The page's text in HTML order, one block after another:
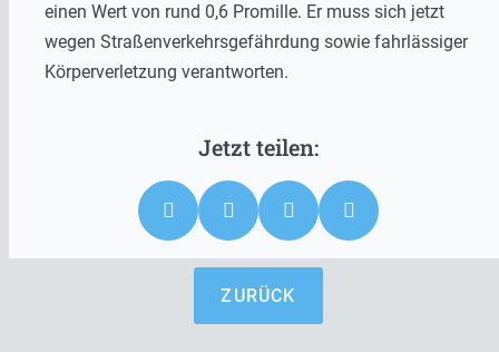
einen Wert von rund 0,6 Promille. Er muss sich jetzt
wegen Straßenverkehrsgefährdung sowie fahrlässiger
Körperverletzung verantworten.
ZURÜCK